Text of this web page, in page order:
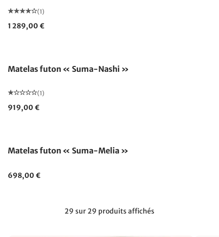
(1)
1 289,00 €
Matelas futon « Suma-Nashi »
(1)
919,00 €
Matelas futon « Suma-Melia »
698,00 €
29 sur 29 produits affichés